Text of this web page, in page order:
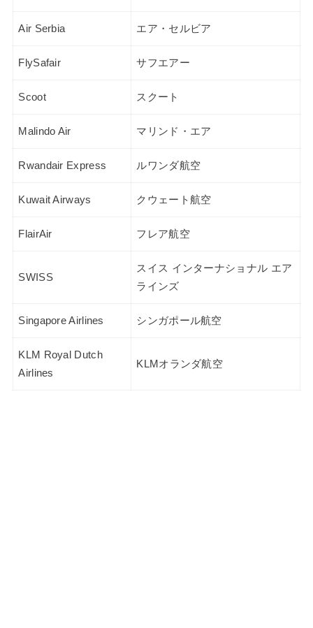
Air Serbia エア・セルビア
FlySafair サフエアー
Scoot スクート
Malindo Air マリンド・エア
Rwandair Express ルワンダ航空
Kuwait Airways クウェート航空
FlairAir フレア航空
SWISS
スイス インターナショナル エア
ラインズ
Singapore Airlines シンガポール航空
KLM Royal Dutch
Airlines
KLMオランダ航空